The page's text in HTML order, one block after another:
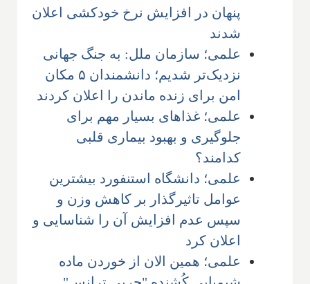
پنهان ‌در افزایش نرخ خودکشی اعلان
شدند
علمی؛ سازمان ملل: به جنگ جهانی
نزدیک‌تر شدیم؛ دانشمندان ۵ مکان
امن برای زنده ماندن را اعلان کردند
علمی؛ غذاهای بسیار مهم برای
جلوگیری و بهبود بیماری قلبی
کدامند؟
علمی؛ دانشگاه استنفورد بیشترین
عوامل تاثیرگذار بر کاهش وزن و
سپس عدم افزایش آن را شناسایی و
اعلان کرد
علمی؛ همین الان از خوردن ماده